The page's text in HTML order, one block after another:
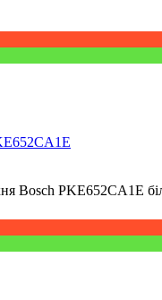
Bosch PKE652CA1E